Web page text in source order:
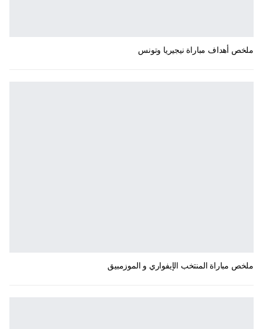
ملخص أهداف مباراة نيجيريا وتونس
ملخص مباراة المنتخب الإيفواري و الموزمبيق